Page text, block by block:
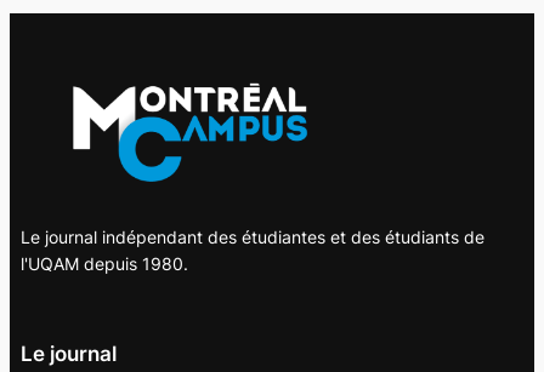
Le journal indépendant des étudiantes et des étudiants de
l'UQAM depuis 1980.
Le journal